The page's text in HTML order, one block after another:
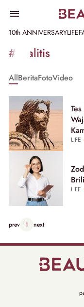
10th ANNIVERSARYLIFE
Informasi
Beautynesia
#analitis
AllBeritaFotoVideo
LIFE
LIFE
prev 1 next